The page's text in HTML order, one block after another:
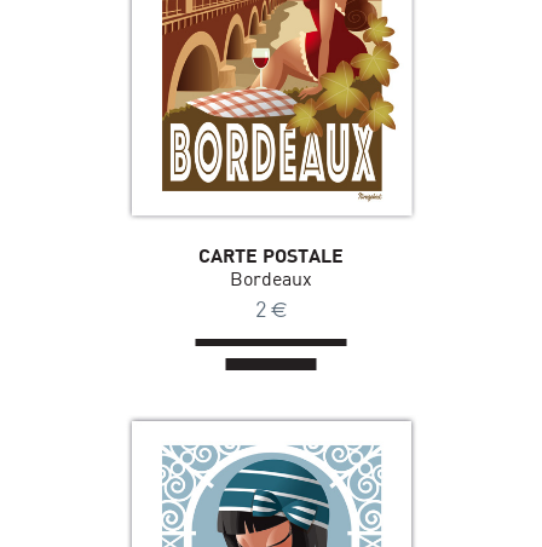
CARTE POSTALE
Bordeaux
2 €